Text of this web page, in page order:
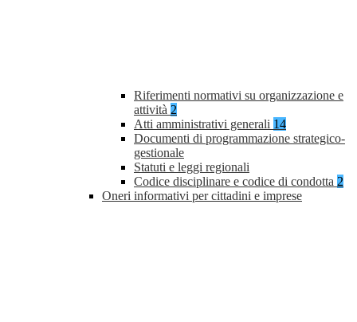
Riferimenti normativi su organizzazione e
attività 2
Atti amministrativi generali 14
Documenti di programmazione strategico-
gestionale
Statuti e leggi regionali
Codice disciplinare e codice di condotta 2
Oneri informativi per cittadini e imprese